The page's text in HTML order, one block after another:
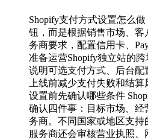
Shopify支付方式设置怎么
钮，而是根据销售市场、
务商要求，配置信用卡、
准备运营Shopify独立站的
说明可选支付方式、后台
上线前减少支付失败和结
设置前先确认哪些条件
确认四件事：目标市场、
务商。不同国家或地区支
服务商还会审核营业执照